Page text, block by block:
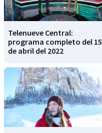
Telenueve Central:
programa completo del 15
de abril del 2022